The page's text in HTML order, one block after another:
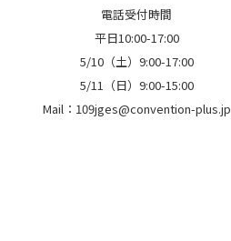
電話受付時間
平日10:00-17:00
5/10（土）9:00-17:00
5/11（日）9:00-15:00
Mail： 109jges@convention-plus.jp